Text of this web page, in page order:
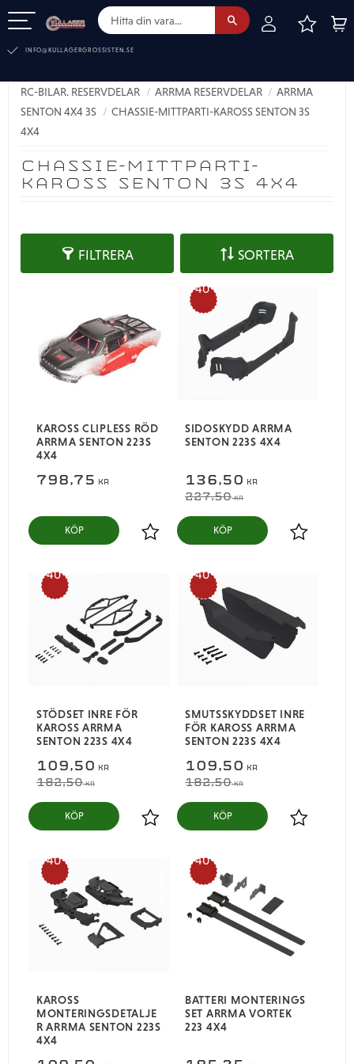
INFO@KULLAGERGROSSISTEN.SE
CHASSIE-MITTPARTI-
KAROSS SENTON 3S 4X4
RC-BILAR. RESERVDELAR ARRMA RESERVDELAR
ARRMA
SENTON 4X4 3S
CHASSIE-MITTPARTI-KAROSS SENTON 3S
4X4
FILTRERA SORTERA
KAROSS CLIPLESS RÖD
ARRMA SENTON 223S
4X4
798,75 KR
Lägg till i favoriter
KÖP
SIDOSKYDD ARRMA
SENTON 223S 4X4
136,50 KR
227,50KR
40
%
Lägg till i
KÖP
STÖDSET INRE FÖR
KAROSS ARRMA
SENTON 223S 4X4
109,50 KR
182,50KR
40
%
Lägg till i favoriter
KÖP
SMUTSSKYDDSET INRE
FÖR KAROSS ARRMA
SENTON 223S 4X4
109,50 KR
182,50KR
40
%
Lägg till i
KÖP
KAROSS
MONTERINGSDETALJE
R ARRMA SENTON 223S
4X4
40
%
BATTERI MONTERINGS
SET ARRMA VORTEK
223 4X4
40
%